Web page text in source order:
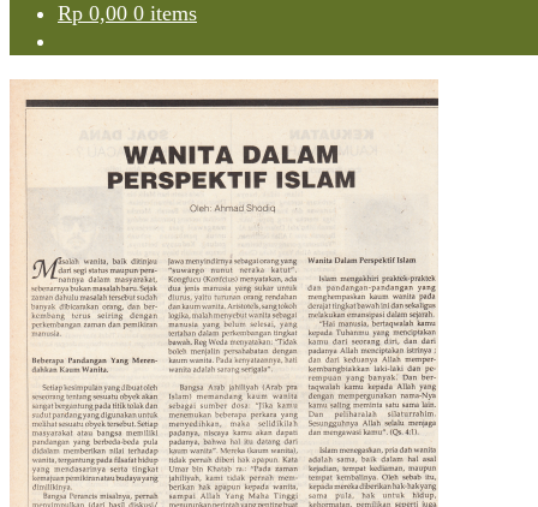
Rp 0,00 0 items